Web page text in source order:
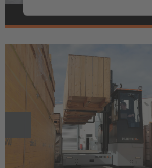
Más información
Powered by
Platform